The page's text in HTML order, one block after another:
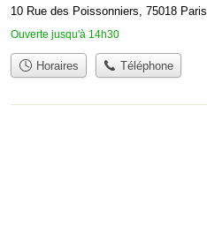
10 Rue des Poissonniers, 75018 Paris
Ouverte jusqu'à 14h30
Horaires Téléphone